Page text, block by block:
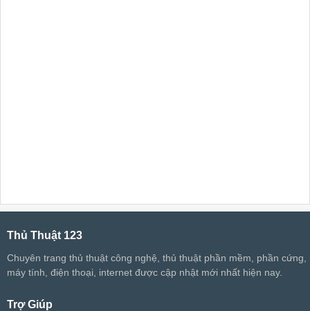
Thủ Thuật 123
Chuyên trang thủ thuật công nghệ, thủ thuật phần mềm, phần cứng,
máy tính, điện thoại, internet được cập nhật mới nhất hiện nay.
Trợ Giúp